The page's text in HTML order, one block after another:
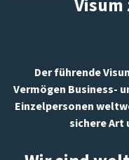
Der führende
Vermögen Business-
Einzelpersonen
sichere Art